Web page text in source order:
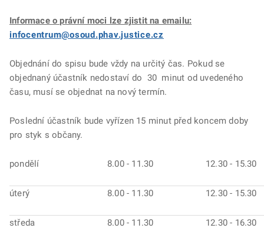
Informace o právní moci lze zjistit na emailu:
infocentrum@osoud.phav.justice.cz
Objednání do spisu bude vždy na určitý čas. Pokud se
objednaný účastník nedostaví do 30 minut od uvedeného
času, musí se objednat na nový termín.
Poslední účastník bude vyřízen 15 minut před koncem doby
pro styk s občany.
pondělí 8.00 - 11.30 12.30 - 15.30
úterý 8.00 - 11.30 12.30 - 15.30
středa 8.00 - 11.30 12.30 - 16.30